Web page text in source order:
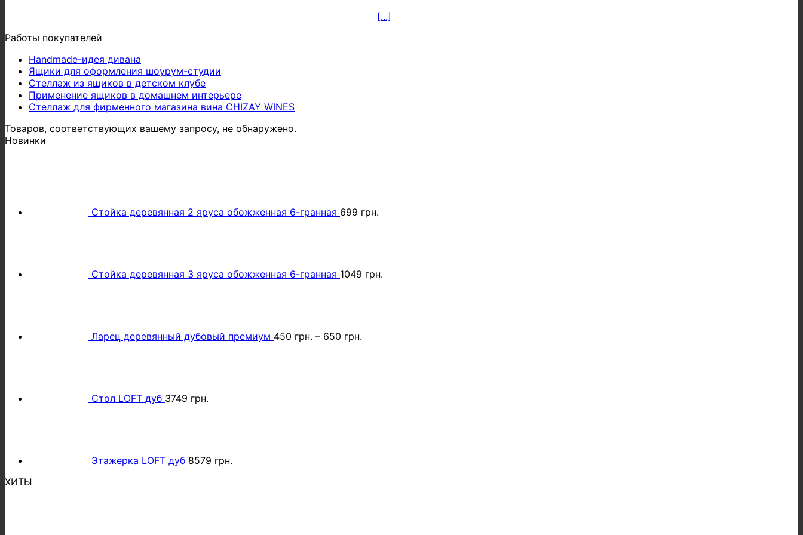
[...]
Работы покупателей
Handmade-идея дивана
Ящики для оформления шоурум-студии
Стеллаж из ящиков в детском клубе
Применение ящиков в домашнем интерьере
Стеллаж для фирменного магазина вина CHIZAY WINES
Товаров, соответствующих вашему запросу, не обнаружено.
Новинки
Стойка деревянная 2 яруса обожженная 6-гранная 699 грн.
Стойка деревянная 3 яруса обожженная 6-гранная 1049 грн.
Ларец деревянный дубовый премиум 450 грн. – 650 грн.
Стол LOFT дуб 3749 грн.
Этажерка LOFT дуб 8579 грн.
ХИТЫ